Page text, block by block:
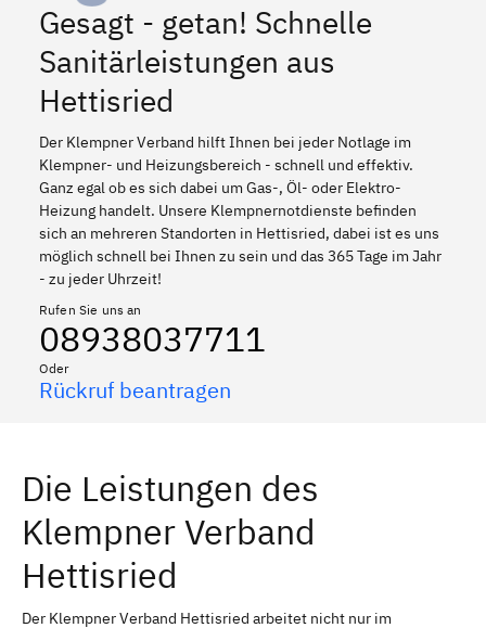
Gesagt - getan! Schnelle
Sanitärleistungen aus
Hettisried
Der Klempner Verband hilft Ihnen bei jeder Notlage im
Klempner- und Heizungsbereich - schnell und effektiv.
Ganz egal ob es sich dabei um Gas-, Öl- oder Elektro-
Heizung handelt. Unsere Klempnernotdienste befinden
sich an mehreren Standorten in Hettisried, dabei ist es uns
möglich schnell bei Ihnen zu sein und das 365 Tage im Jahr
- zu jeder Uhrzeit!
Rufen Sie uns an
08938037711
Oder
Rückruf beantragen
Die Leistungen des
Klempner Verband
Hettisried
Der Klempner Verband Hettisried arbeitet nicht nur im